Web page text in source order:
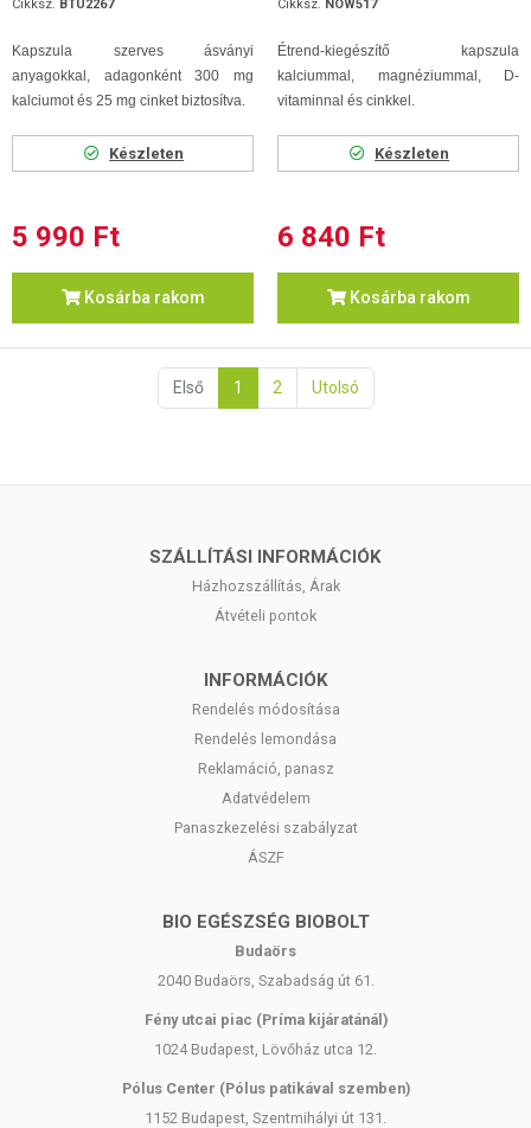
Cikksz. BTU2267
Kapszula szerves ásványi
anyagokkal, adagonként 300 mg
kalciumot és 25 mg cinket biztosítva.
Készleten
5 990 Ft
Kosárba rakom
Cikksz. NOW517
Étrend-kiegészítő kapszula
kalciummal, magnéziummal, D-
vitaminnal és cinkkel.
Készleten
6 840 Ft
Kosárba rakom
Első 1 2 Utolsó
SZÁLLÍTÁSI INFORMÁCIÓK
Házhozszállítás, Árak
Átvételi pontok
INFORMÁCIÓK
Rendelés módosítása
Rendelés lemondása
Reklamáció, panasz
Adatvédelem
Panaszkezelési szabályzat
ÁSZF
BIO EGÉSZSÉG BIOBOLT
Budaörs
2040 Budaörs, Szabadság út 61.
Fény utcai piac (Príma kijáratánál)
1024 Budapest, Lövőház utca 12.
Pólus Center (Pólus patikával szemben)
1152 Budapest, Szentmihályi út 131.